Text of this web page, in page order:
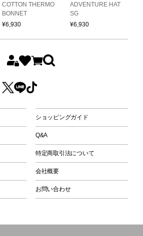
COTTON THERMO
BONNET
¥6,930
ADVENTURE HAT
SG
¥6,930
ショッピングガイド
Q&A
特定商取引法について
会社概要
お問い合わせ